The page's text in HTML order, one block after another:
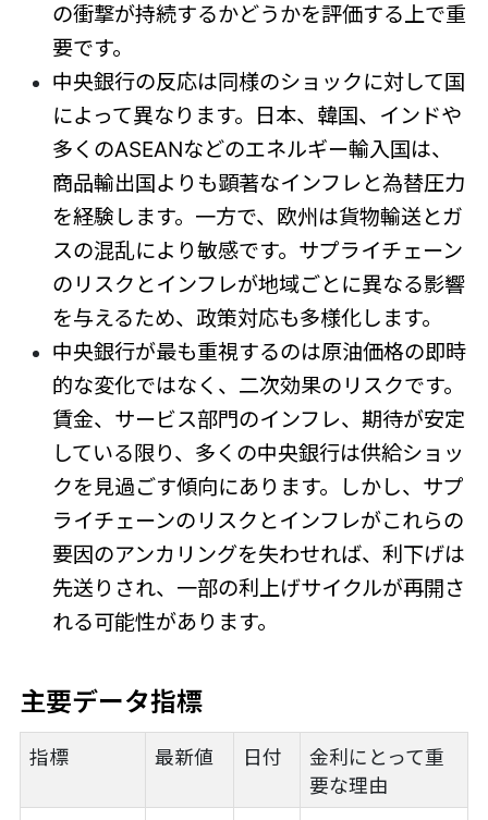
の衝撃が持続するかどうかを評価する上で重
要です。
中央銀行の反応は同様のショックに対して国
によって異なります。日本、韓国、インドや
多くのASEANなどのエネルギー輸入国は、
商品輸出国よりも顕著なインフレと為替圧力
を経験します。一方で、欧州は貨物輸送とガ
スの混乱により敏感です。サプライチェーン
のリスクとインフレが地域ごとに異なる影響
を与えるため、政策対応も多様化します。
中央銀行が最も重視するのは原油価格の即時
的な変化ではなく、二次効果のリスクです。
賃金、サービス部門のインフレ、期待が安定
している限り、多くの中央銀行は供給ショッ
クを見過ごす傾向にあります。しかし、サプ
ライチェーンのリスクとインフレがこれらの
要因のアンカリングを失わせれば、利下げは
先送りされ、一部の利上げサイクルが再開さ
れる可能性があります。
主要データ指標
指標 最新値 日付
金利にとって重
要な理由